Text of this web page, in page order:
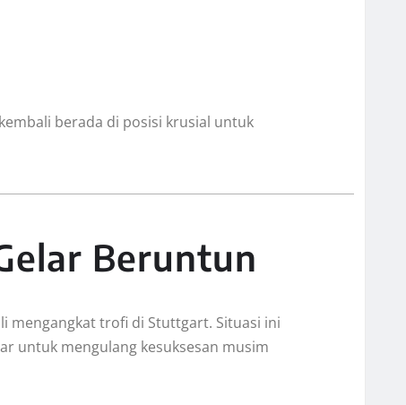
berada di posisi krusial untuk
Beruntun
mengangkat trofi di Stuttgart. Situasi ini
untuk mengulang kesuksesan musim